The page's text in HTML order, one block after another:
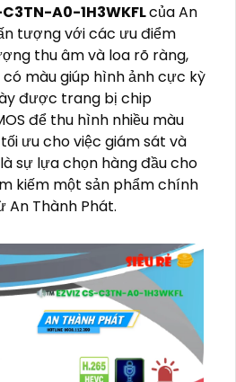
A0-1H3WKFLcủa An
tượng với các ưu điểm
thu âm và loa rõ ràng,
màu giúp hình ảnh cực kỳ
được trang bị chip
để thu hình nhiều màu
ưu cho việc giám sát và
sự lựa chọn hàng đầu cho
kiếm một sản phẩm chính
An Thành Phát.